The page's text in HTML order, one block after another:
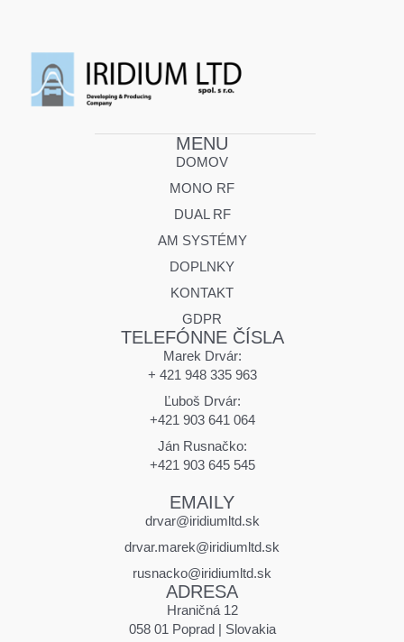
MENU
DOMOV
MONO RF
DUAL RF
AM SYSTÉMY
DOPLNKY
KONTAKT
GDPR
TELEFÓNNE ČÍSLA
Marek Drvár:
+ 421 948 335 963
Ľuboš Drvár:
+421 903 641 064
Ján Rusnačko:
+421 903 645 545
EMAILY
drvar@iridiumltd.sk
drvar.marek@iridiumltd.sk
rusnacko@iridiumltd.sk
ADRESA
Hraničná 12
058 01 Poprad | Slovakia